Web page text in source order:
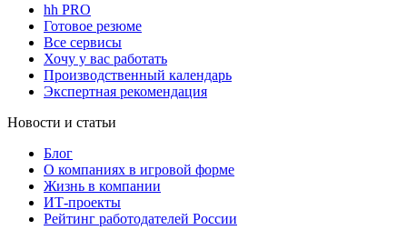
hh PRO
Готовое резюме
Все сервисы
Хочу у вас работать
Производственный календарь
Экспертная рекомендация
Новости и статьи
Блог
О компаниях в игровой форме
Жизнь в компании
ИТ-проекты
Рейтинг работодателей России